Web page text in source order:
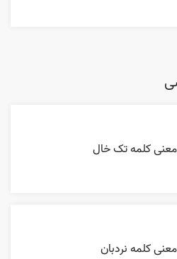
معنی کلمه تک خال
معنی کلمه نردبان